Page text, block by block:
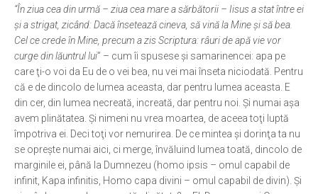
“În ziua cea din urmă – ziua cea mare a sărbătorii – Iisus a stat între ei
şi a strigat, zicând: Dacă însetează cineva, să vină la Mine şi să bea.
Cel ce crede în Mine, precum a zis Scriptura: râuri de apă vie vor
curge din lăuntrul lui” – cum îi spusese şi samarinencei: apa pe
care ţi-o voi da Eu de o vei bea, nu vei mai înseta niciodată. Pentru
că e de dincolo de lumea aceasta, dar pentru lumea aceasta. E
din cer, din lumea necreată, increată, dar pentru noi. Şi numai aşa
avem plinătatea. Şi nimeni nu vrea moartea, de aceea toţi luptă
împotriva ei. Deci toţi vor nemurirea. De ce mintea şi dorinţa ta nu
se opreşte numai aici, ci merge, învăluind lumea toată, dincolo de
marginile ei, până la Dumnezeu (homo ipsis – omul capabil de
infinit, Kapa infinitis, Homo capa divini – omul capabil de divin). Şi